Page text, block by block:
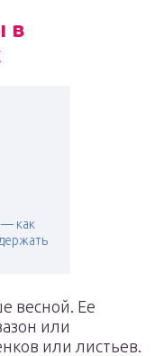
в
как
весной. Ее
или
или листьев.